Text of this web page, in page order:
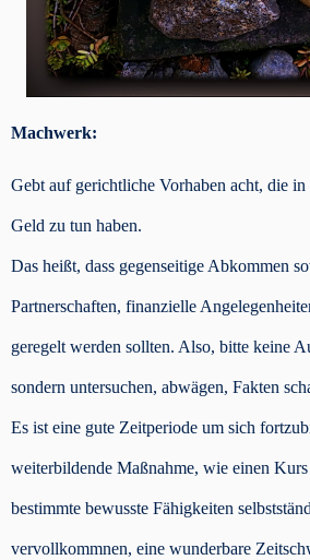
Machwerk:
Gebt auf gerichtliche Vorhaben acht, die
Geld zu tun haben.
Das heißt, dass gegenseitige Abkommen
Partnerschaften, finanzielle
geregelt werden sollten. Also, bitte keine
sondern untersuchen, abwägen, Fakten
Es ist eine gute Zeitperiode um sich
weiterbildende Maßnahme, wie einen
bestimmte bewusste Fähigkeiten
vervollkommnen, eine wunderbare